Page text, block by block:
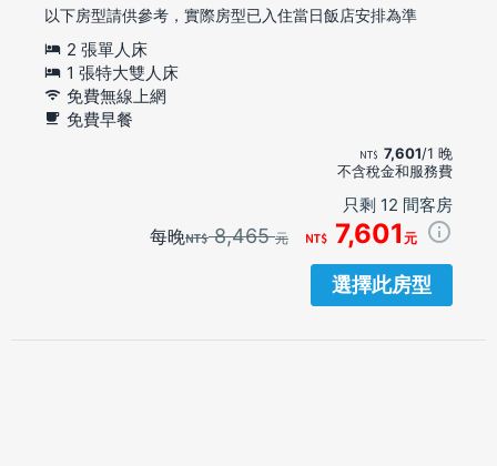
以下房型請供參考，實際房型已入住當日飯店安排為準
2 張單人床
1 張特大雙人床
免費無線上網
免費早餐
7,601/1 晚
不含稅金和服務費
只剩 12 間客房
每晚 8,465元 7,601 元
選擇此房型